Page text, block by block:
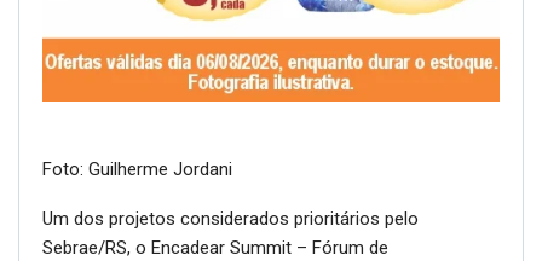
Foto: Guilherme Jordani
Um dos projetos considerados prioritários pelo
Sebrae/RS, o Encadear Summit – Fórum de